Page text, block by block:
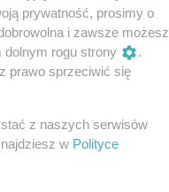
prywatność, prosimy o
i zawsze możesz
rogu strony
.
prawo sprzeciwić się
z naszych serwisów
w Polityce